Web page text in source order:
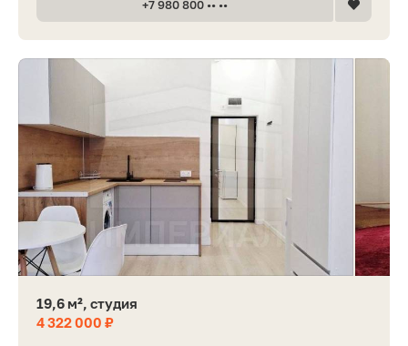
+7 980 800 •• ••
19,6 м², студия
4 322 000 ₽